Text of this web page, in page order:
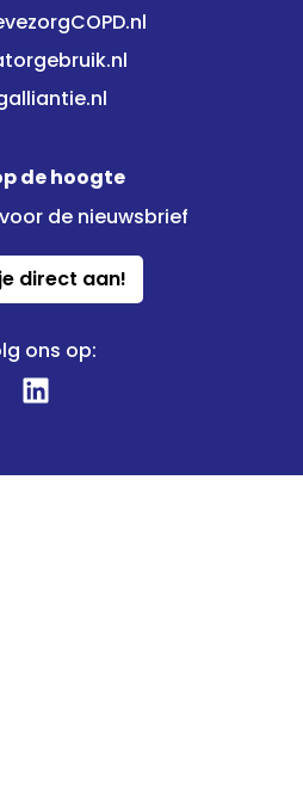
de hoogte
de nieuwsbrief
direct aan!
ons op: